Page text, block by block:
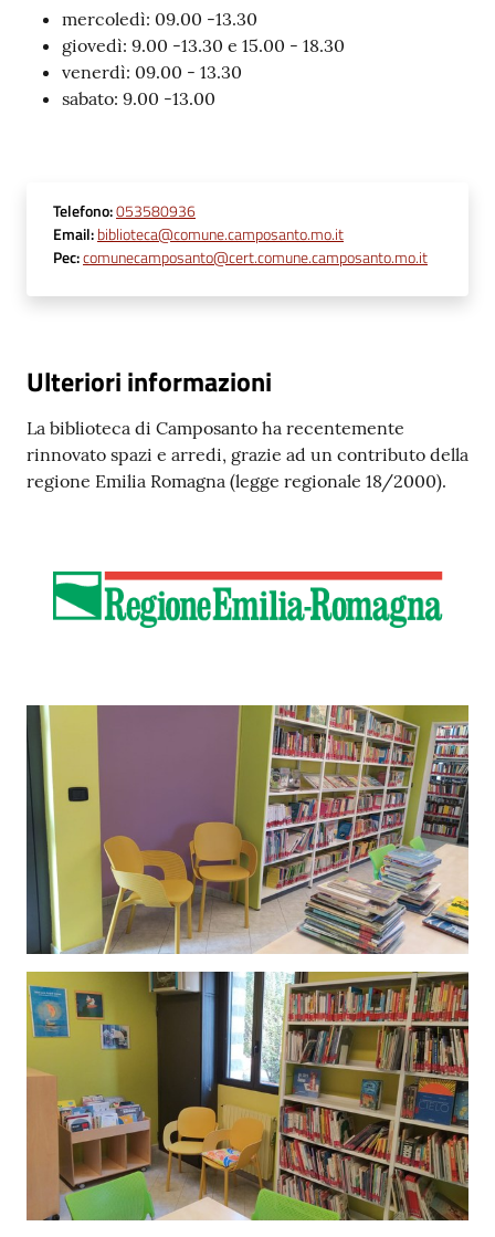
mercoledì: 09.00 -13.30
giovedì: 9.00 -13.30 e 15.00 - 18.30
venerdì: 09.00 - 13.30
sabato: 9.00 -13.00
Telefono:053580936
Email:biblioteca@comune.camposanto.mo.it
Pec:comunecamposanto@cert.comune.camposanto.mo.it
Ulteriori informazioni
La biblioteca di Camposanto ha recentemente
rinnovato spazi e arredi, grazie ad un contributo della
regione Emilia Romagna (legge regionale 18/2000).